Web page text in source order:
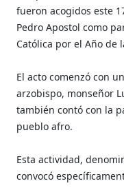
fueron acogidos este
Pedro Apostol como
Católica por el Año de
El acto comenzó con
arzobispo, monseñor
también contó con la
pueblo afro.
Esta actividad,
convocó